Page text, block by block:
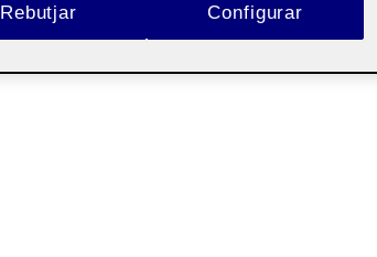
Rebutjar Configurar